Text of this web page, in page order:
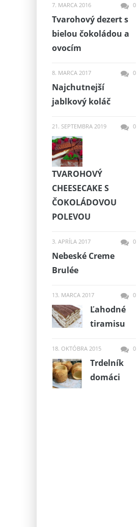
7. MARCA 2016 0
Tvarohový dezert s
bielou čokoládou a
ovocím
8. MARCA 2017 0
Najchutnejší
jablkový koláč
21. SEPTEMBRA 2019 0
TVAROHOVÝ
CHEESECAKE S
ČOKOLÁDOVOU
POLEVOU
3. APRÍLA 2017 0
Nebeské Creme
Brulée
13. MARCA 2017 0
Ľahodné
tiramisu
18. OKTÓBRA 2015 0
Trdelník
domáci